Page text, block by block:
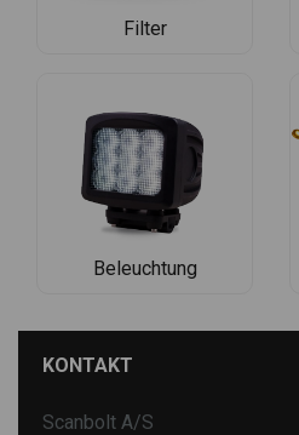
Filter
Beleuchtung
KONTAKT
Scanbolt A/S